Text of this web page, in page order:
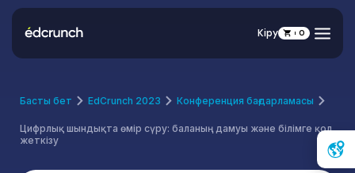
Кіру 0
Басты бет EdCrunch 2023 Конференция бағдарламасы
Цифрлық шындықта өмір сүру: баланың дамуы және білімге қол
жеткізу